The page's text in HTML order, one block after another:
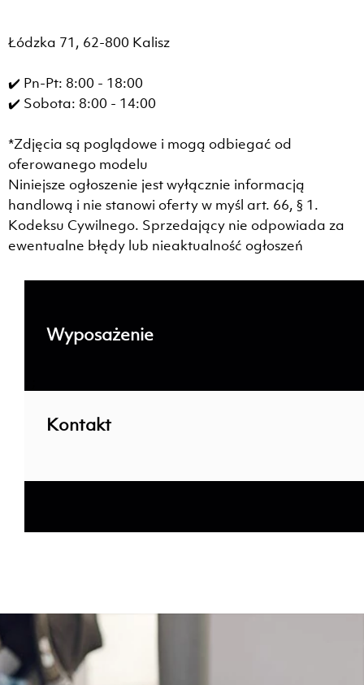
Łódzka 71, 62-800 Kalisz
✔️ Pn-Pt: 8:00 - 18:00
✔️ Sobota: 8:00 - 14:00
*Zdjęcia są poglądowe i mogą odbiegać od
oferowanego modelu
Niniejsze ogłoszenie jest wyłącznie informacją
handlową i nie stanowi oferty w myśl art. 66, § 1.
Kodeksu Cywilnego. Sprzedający nie odpowiada za
ewentualne błędy lub nieaktualność ogłoszeń
Wyposażenie
Kontakt